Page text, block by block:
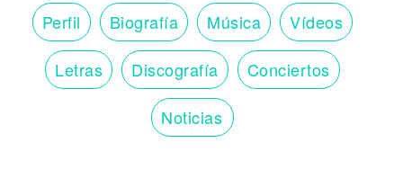
Perfil Biografía Música Vídeos
Letras Discografía Conciertos
Noticias